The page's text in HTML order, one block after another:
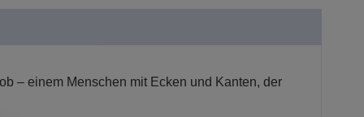
– einem Menschen mit Ecken und Kanten, der